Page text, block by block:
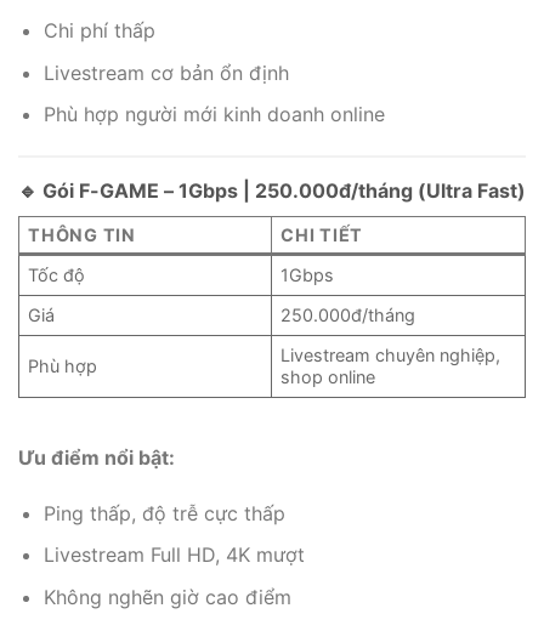
Chi phí thấp
Livestream cơ bản ổn định
Phù hợp người mới kinh doanh online
🔹 Gói F-GAME – 1Gbps | 250.000đ/tháng (Ultra Fast)
THÔNG TIN
CHI TIẾT
Tốc độ
1Gbps
Giá
250.000đ/tháng
Phù hợp
Livestream chuyên nghiệp,
shop online
Ưu điểm nổi bật:
Ping thấp, độ trễ cực thấp
Livestream Full HD, 4K mượt
Không nghẽn giờ cao điểm